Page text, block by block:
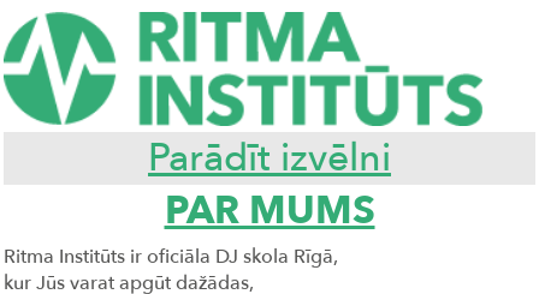
Parādīt izvēlni
PAR MUMS
Ritma Institūts ir oficiāla DJ skola Rīgā,
kur Jūs varat apgūt dažādas,